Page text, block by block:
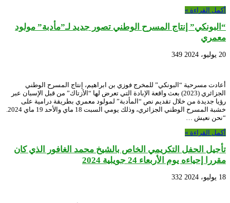
أكمل القراءة »
“البونكي” إنتاج المسرح الوطني تصور جديد لـ”مأدبة” مولود
معمري
20 يوليو، 2024 349
أعادت مسرحية “البونكي” للمخرج فوزي بن ابراهيم، إنتاج المسرح الوطني
الجزائري (2023) بعث واقعة الإبادة التي تعرض لها “الأزتاك” من قبل الإسبان عبر
رؤيا جديدة من خلال تقديم نص “المأدبة” لمولود معمري بطريقة درامية على
خشبة المسرح الوطني الجزائري، وذلك يومي السبت 18 ماي والأحد 19 ماي 2024.
“نحن نعيش …
أكمل القراءة »
تأجيل الحفل التكريمي الخاص بالشيخ محمد الغافور الذي كان
مقررا إحياءه يوم الأربعاء 24 جويلية 2024
18 يوليو، 2024 332